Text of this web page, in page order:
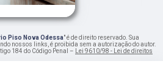
Piso Nova Odessa" é de direito reservado. Sua
nossos links, é proibida sem a autorização do autor.
184 do Código Penal –
Lei 9610/98 - Lei de direitos